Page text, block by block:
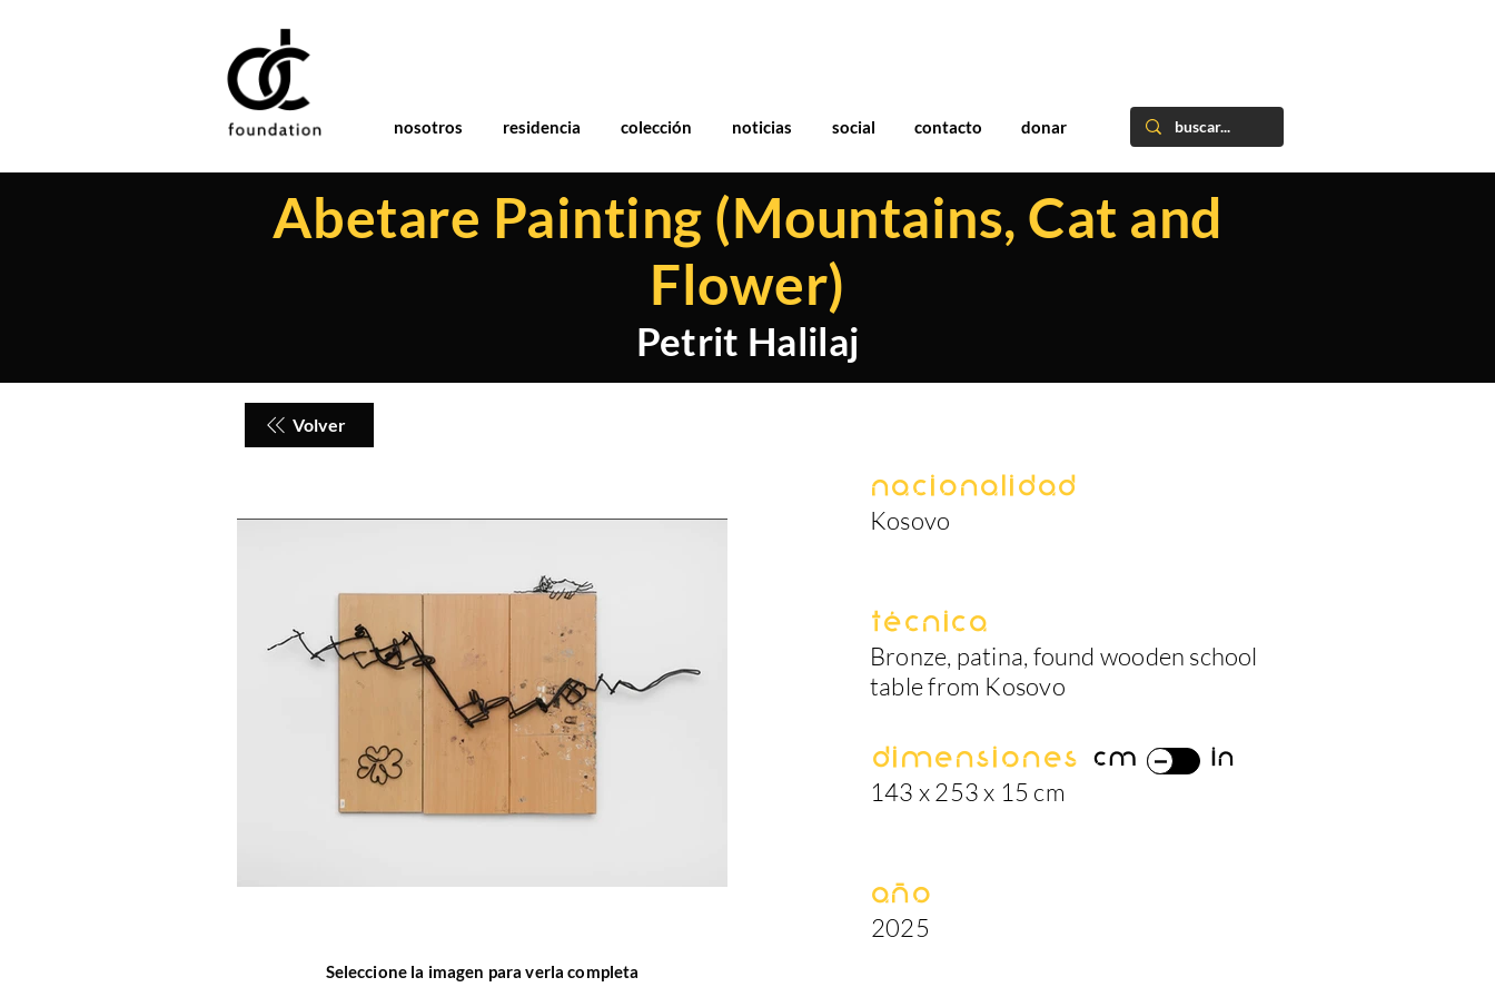
nosotros residencia colección noticias social contacto donar
Abetare Painting (Mountains, Cat and
Flower)
Petrit Halilaj
Volver
Nacionalidad
Kosovo
Técnica
Bronze, patina, found wooden school
table from Kosovo
Dimensiones cm in
143 x 253 x 15 cm
Año
2025
Seleccione la imagen para verla completa